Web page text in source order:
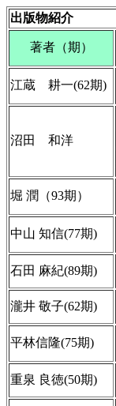
出版物紹介
著者（期）
江蔵 耕一(62期)
沼田 和洋
堀 潤（93期）
中山 知信(77期)
石田 麻紀(89期)
瀧井 敬子(62期)
平林信隆(75期)
重泉 良徳(50期)